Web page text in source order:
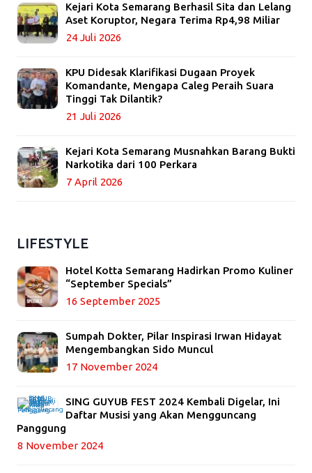
Kejari Kota Semarang Berhasil Sita dan Lelang
Aset Koruptor, Negara Terima Rp4,98 Miliar
24 Juli 2026
KPU Didesak Klarifikasi Dugaan Proyek
Komandante, Mengapa Caleg Peraih Suara
Tinggi Tak Dilantik?
21 Juli 2026
Kejari Kota Semarang Musnahkan Barang Bukti
Narkotika dari 100 Perkara
7 April 2026
LIFESTYLE
Hotel Kotta Semarang Hadirkan Promo Kuliner
“September Specials”
16 September 2025
Sumpah Dokter, Pilar Inspirasi Irwan Hidayat
Mengembangkan Sido Muncul
17 November 2024
SING GUYUB FEST 2024 Kembali Digelar, Ini
Daftar Musisi yang Akan Mengguncang
Panggung
8 November 2024